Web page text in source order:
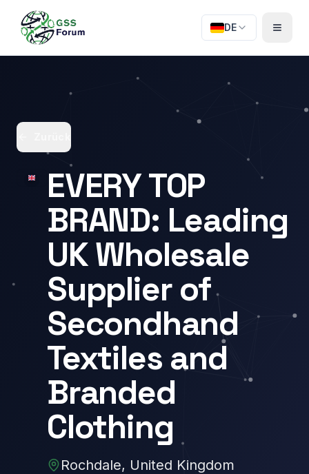
DE
EVERY TOP
BRAND: Leading
UK Wholesale
Supplier of
Secondhand
Textiles and
Branded
Clothing
Rochdale, United Kingdom